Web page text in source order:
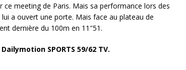
ce meeting de Paris. Mais sa performance lors des
a ouvert une porte. Mais face au plateau de
dernière du 100m en 11″51.
SPORTS 59/62 TV.